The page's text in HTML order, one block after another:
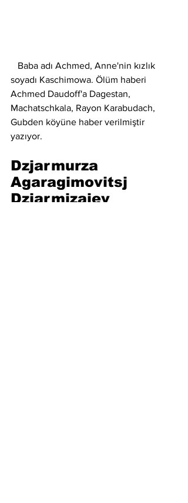
soyadı Kaschimowa. Ölüm haberi
Achmed Daudoff'a Dagestan,
Machatschkala, Rayon Karabudach,
Gubden köyüne haber verilmiştir
yazıyor.
Dzjarmurza
Agaragimovitsj
Dzjarmizajev